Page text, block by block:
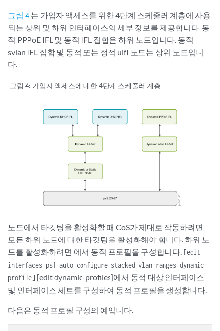
그림 4 는 가입자 액세스를 위한 4단계 스케줄러 계층에 사용
되는 상위 및 하위 인터페이스의 세부 정보를 제공합니다. 동
적 PPPoE IFL 및 동적 IFL 집합은 하위 노드입니다. 동적
svlan IFL 집합 및 동적 또는 정적 uifl 노드는 상위 노드입니
다.
그림 4: 가입자 액세스에 대한 4단계 스케줄러 계층
노드에서 타깃팅을 활성화할 때 CoS가 제대로 작동하려면
모든 하위 노드에 대한 타깃팅을 활성화해야 합니다. 하위 노
드를 활성화하려면 에서 동적 프로필을 구성합니다. [edit
interfaces ps1 auto-configure stacked-vlan-ranges dynamic-
profile] [edit dynamic-profiles]에서 동적 대상 인터페이스
및 인터페이스 세트를 구성하여 동적 프로필을 생성합니다.
다음은 동적 프로필 구성의 예입니다.